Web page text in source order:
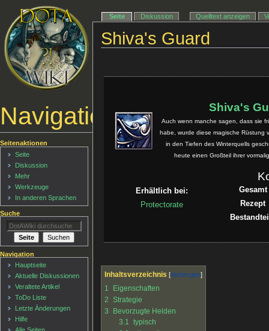
Shiva's Guard
Shiva's
Auch wenn manche sagen, dass sie
habe, wurde diese magische Rüstung
in den Tiefen des Winterquells
heute einen Großteil ihrer
Erhältlich bei:
Protectorate
Gesamt
Rezept
Inhaltsverzeichnis
1
Eigenschaften
2 Strategie
3
Bevorzugte Helden
3.1 typisch
Navigationsmenü
Seite Diskussion Quelltext anzeigen
Seitenaktionen
Seite
Diskussion
Mehr
Werkzeuge
In anderen Sprachen
Suche
Navigation
Hauptseite
Aktuelle Diskussionen
Veraltete Artikel
ToDo Liste
Letzte Änderungen
Hilfe